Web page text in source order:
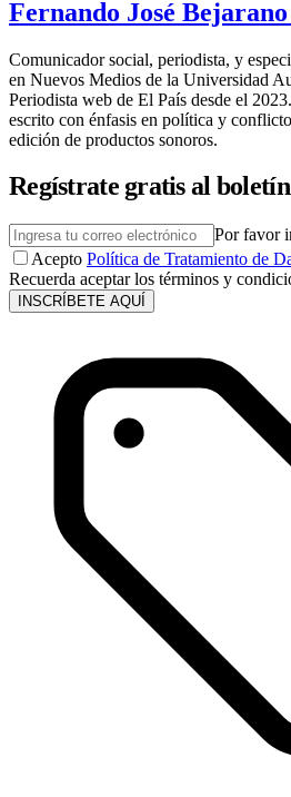
Fernando José
Comunicador social, periodista, y
en Nuevos Medios de la Universidad
Periodista web de El País desde el
escrito con énfasis en política y
edición de productos sonoros.
Regístrate gratis al
Por favor
Acepto Política de Tratamiento de
Recuerda aceptar los términos y
INSCRÍBETE AQUÍ